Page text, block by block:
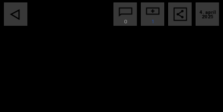
4. apríl
2025
1
0